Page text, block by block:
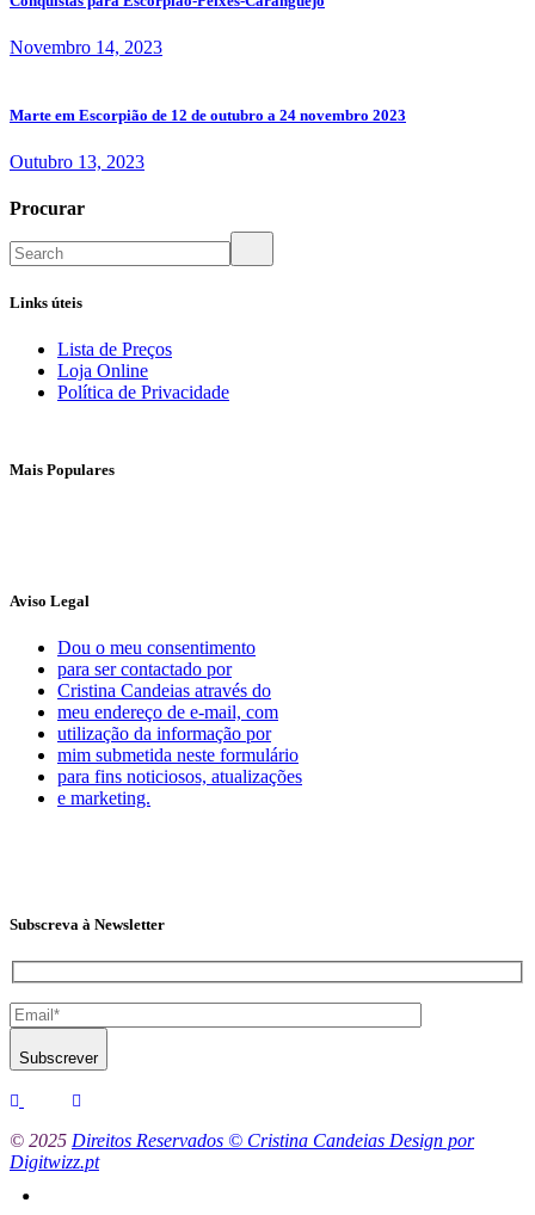
Novembro 14, 2023
Marte em Escorpião de 12 de outubro a 24 novembro 2023
Outubro 13, 2023
Procurar
Links úteis
Lista de Preços
Loja Online
Política de Privacidade
Mais Populares
Aviso Legal
Dou o meu consentimento
para ser contactado por
Cristina Candeias através do
meu endereço de e-mail, com
utilização da informação por
mim submetida neste formulário
para fins noticiosos, atualizações
e marketing.
Subscreva à Newsletter
Subscrever
© 2025 Direitos Reservados © Cristina Candeias Design por
Digitwizz.pt